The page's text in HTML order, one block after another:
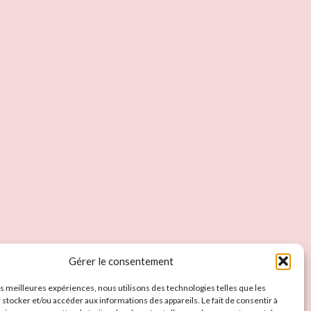
Gérer le consentement
meilleures expériences, nous utilisons des technologies telles que les
et/ou accéder aux informations des appareils. Le fait de consentir à